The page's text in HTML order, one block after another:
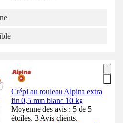
Crépi au rouleau Alpina extra
fin 0,5 mm blanc 10 kg
Moyenne des avis : 5 de 5
étoiles. 3 Avis clients.